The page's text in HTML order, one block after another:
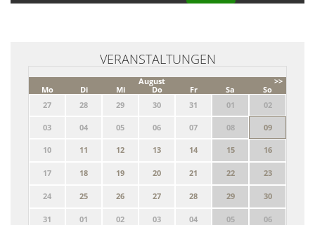
VERANSTALTUNGEN
>>
August
Mo
Di Mi Do Fr Sa
So
27
28 29 30 31 01 02
03 04 05 06 07 08 09
10 11 12 13 14 15 16
17 18 19 20 21 22 23
24 25 26 27 28 29 30
31 01 02 03 04 05 06